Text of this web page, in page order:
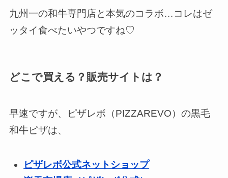
九州一の和牛専門店と本気のコラボ…コレはゼ
ッタイ食べたいやつですね♡
どこで買える？販売サイトは？
早速ですが、ピザレボ（PIZZAREVO）の黒毛
和牛ピザは、
ピザレボ公式ネットショップ